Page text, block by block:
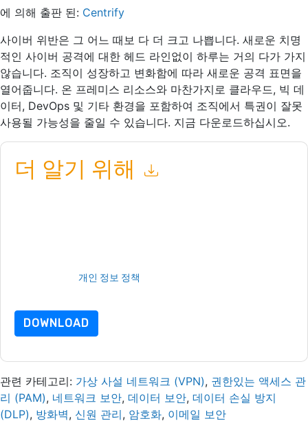
에 의해 출판 된: Centrify
사이버 위반은 그 어느 때보 다 더 크고 나쁩니다. 새로운 치명
적인 사이버 공격에 대한 헤드 라인없이 하루는 거의 다가 가지
않습니다. 조직이 성장하고 변화함에 따라 새로운 공격 표면을
열어줍니다. 온 프레미스 리소스와 마찬가지로 클라우드, 빅 데
이터, DevOps 및 기타 환경을 포함하여 조직에서 특권이 잘못
사용될 가능성을 줄일 수 있습니다. 지금 다운로드하십시오.
더 알기 위해
개인 정보 정책
DOWNLOAD
관련 카테고리: 가상 사설 네트워크 (VPN), 권한있는 액세스 관
리 (PAM), 네트워크 보안, 데이터 보안, 데이터 손실 방지
(DLP), 방화벽, 신원 관리, 암호화, 이메일 보안